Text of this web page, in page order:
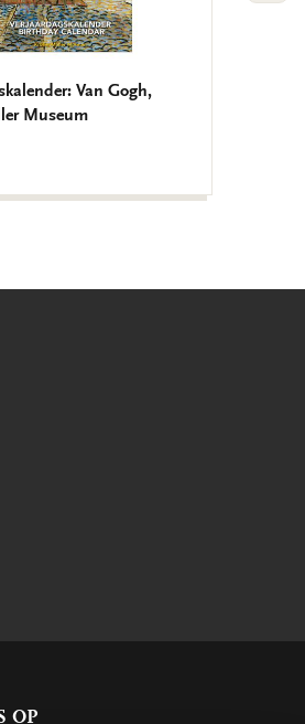
Van Gogh,
Museum
OP